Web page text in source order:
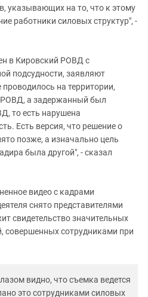
указывающих на то, что к этому
работники силовых структур", -
в Кировский РОВД с
подсудности, заявляют
на территории,
РОВД, а задержанный был
то есть нарушена
Есть версия, что решение о
позже, а изначально цель
была другой", - сказал
видео с кадрами
снято представителями
свидетельство значительных
совершенных сотрудниками при
видно, что съемка ведется
это сотрудниками силовых